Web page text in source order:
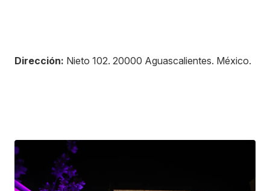
Dirección: Nieto 102. 20000 Aguascalientes. México.